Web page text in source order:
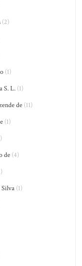
(2)
(1)
S. L.(1)
de (11)
(1)
de (4)
(1)